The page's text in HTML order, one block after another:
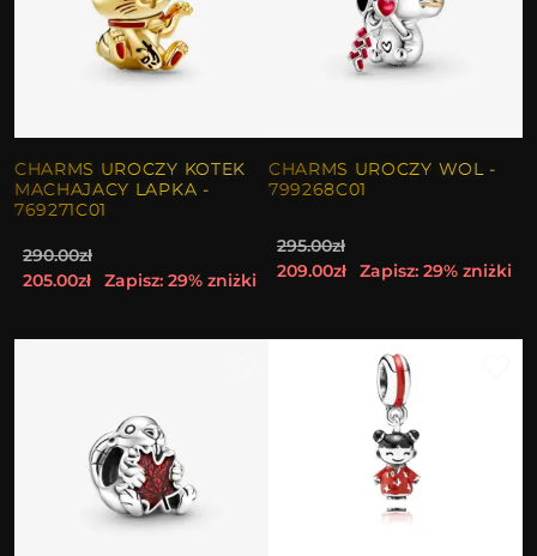
CHARMS UROCZY KOTEK
MACHAJACY LAPKA -
769271C01
290.00zł
205.00zł
Zapisz: 29% zniżki
CHARMS UROCZY WOL -
799268C01
295.00zł
209.00zł
Zapisz: 29% zniżki